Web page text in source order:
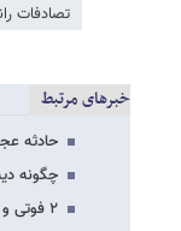
تصادفات
خبرهای مرتبط
حادثه
چگونه
۲ فوتی و یک جسد کاملا سوخته در تصادف نیمه‌شب اتوبان قم/ تصاویر